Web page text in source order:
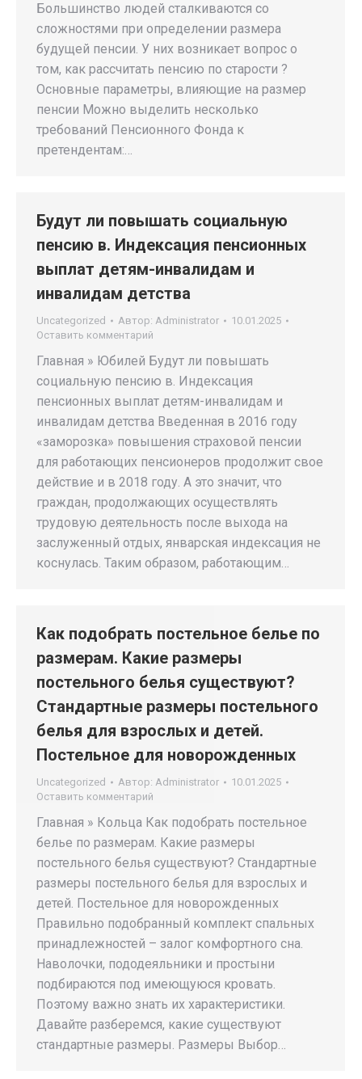
Большинство людей сталкиваются со
сложностями при определении размера
будущей пенсии. У них возникает вопрос о
том, как рассчитать пенсию по старости ?
Основные параметры, влияющие на размер
пенсии Можно выделить несколько
требований Пенсионного Фонда к
претендентам:…
Будут ли повышать социальную
пенсию в. Индексация пенсионных
выплат детям-инвалидам и
инвалидам детства
Uncategorized Автор: Administrator
10.01.2025
Оставить комментарий
Главная » Юбилей Будут ли повышать
социальную пенсию в. Индексация
пенсионных выплат детям-инвалидам и
инвалидам детства Введенная в 2016 году
«заморозка» повышения страховой пенсии
для работающих пенсионеров продолжит свое
действие и в 2018 году. А это значит, что
граждан, продолжающих осуществлять
трудовую деятельность после выхода на
заслуженный отдых, январская индексация не
коснулась. Таким образом, работающим…
Как подобрать постельное белье по
размерам. Какие размеры
постельного белья существуют?
Стандартные размеры постельного
белья для взрослых и детей.
Постельное для новорожденных
Uncategorized Автор: Administrator
10.01.2025
Оставить комментарий
Главная » Кольца Как подобрать постельное
белье по размерам. Какие размеры
постельного белья существуют? Стандартные
размеры постельного белья для взрослых и
детей. Постельное для новорожденных
Правильно подобранный комплект спальных
принадлежностей – залог комфортного сна.
Наволочки, пододеяльники и простыни
подбираются под имеющуюся кровать.
Поэтому важно знать их характеристики.
Давайте разберемся, какие существуют
стандартные размеры. Размеры Выбор…